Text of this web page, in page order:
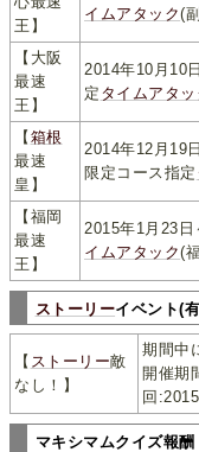
王】
イムアタック(
【大阪
最速
王】
2014年10月10
定 タイムアタ
【 箱根
最速
皇】
2014年12月19
限定コース指定
【福岡
最速
王】
2015年1月23
イムアタック(
ストーリーイベント(
【 ストーリー敵
なし！】
期間中
開催期
回
マキシマムクイズ報